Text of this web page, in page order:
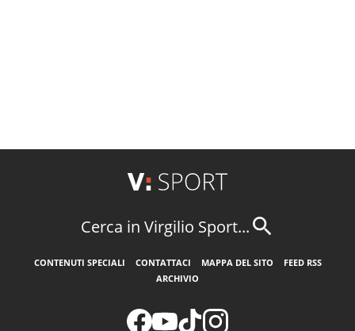
Cerca in Virgilio Sport...
CONTENUTI SPECIALI CONTATTACI MAPPA DEL SITO
FEED RSS
ARCHIVIO